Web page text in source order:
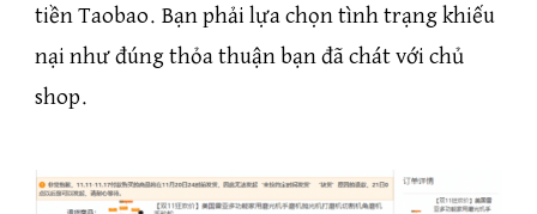
tiền Taobao. Bạn phải lựa chọn tình trạng khiếu
nại như đúng thỏa thuận bạn đã chát với chủ
shop.